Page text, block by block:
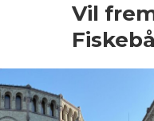
Vil